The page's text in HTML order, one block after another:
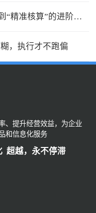
项目成本预算制定：从“拍脑袋”到“精准核算”的进阶之路
，执行才不跑偏
、提升经营效益，为企业
和信息化服务
超越，永不停滞